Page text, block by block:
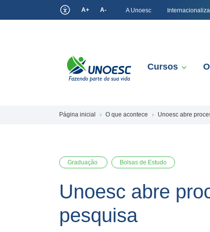
A+ A- A Unoesc
Cursos
Página inicial O que acontece Unoesc abre
Graduação Bolsas de Estudo
Unoesc abre
pesquisa